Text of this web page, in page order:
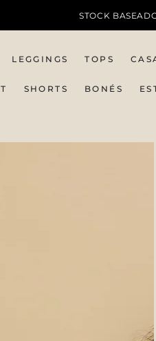
STOCK
LEGGINGS TOPS
SHORTS BONÉS